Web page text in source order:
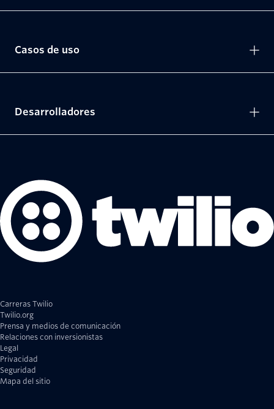
Carreras Twilio
Twilio.org
Prensa y medios de comunicación
Relaciones con inversionistas
Legal
Privacidad
Seguridad
Mapa del sitio
Casos de uso
Desarrolladores